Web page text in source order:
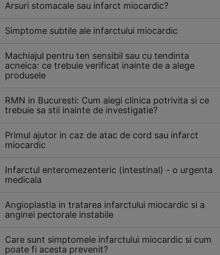
Arsuri stomacale sau infarct miocardic?
Simptome subtile ale infarctului miocardic
Machiajul pentru ten sensibil sau cu tendinta
acneica: ce trebuie verificat inainte de a alege
produsele
RMN in Bucuresti: Cum alegi clinica potrivita si ce
trebuie sa stii inainte de investigatie?
Primul ajutor in caz de atac de cord sau infarct
miocardic
Infarctul enteromezenteric (intestinal) - o urgenta
medicala
Angioplastia in tratarea infarctului miocardic si a
anginei pectorale instabile
Care sunt simptomele infarctului miocardic si cum
poate fi acesta prevenit?